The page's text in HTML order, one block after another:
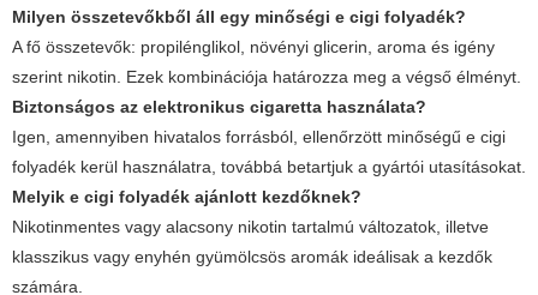
Milyen összetevőkből áll egy minőségi e cigi folyadék?
A fő összetevők: propilénglikol, növényi glicerin, aroma és igény
szerint nikotin. Ezek kombinációja határozza meg a végső élményt.
Biztonságos az elektronikus cigaretta használata?
Igen, amennyiben hivatalos forrásból, ellenőrzött minőségű e cigi
folyadék kerül használatra, továbbá betartjuk a gyártói utasításokat.
Melyik e cigi folyadék ajánlott kezdőknek?
Nikotinmentes vagy alacsony nikotin tartalmú változatok, illetve
klasszikus vagy enyhén gyümölcsös aromák ideálisak a kezdők
számára.